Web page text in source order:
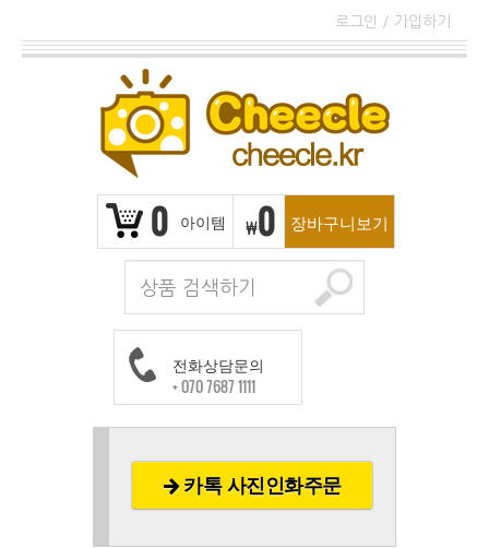
로그인 / 가입하기
0 아이템 ₩0 장바구니보기
전화상담문의
+ 070 7687 1111
카톡 사진인화주문